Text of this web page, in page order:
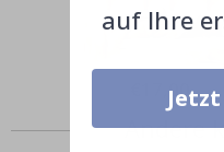
€17,00
Andere
auf Ihre